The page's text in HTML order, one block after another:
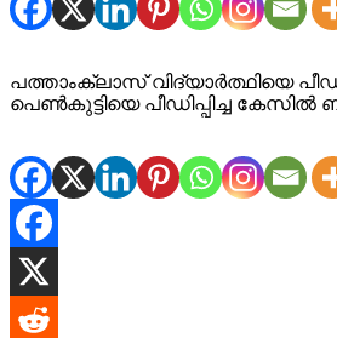
പത്താംക്ലാസ് വിദ്യാർത്ഥിയെ
പെൺകുട്ടിയെ പീഡിപ്പിച്ച